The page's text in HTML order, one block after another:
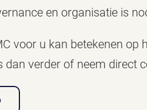
en organisatie is
voor u kan betekenen op
dan verder of neem direct